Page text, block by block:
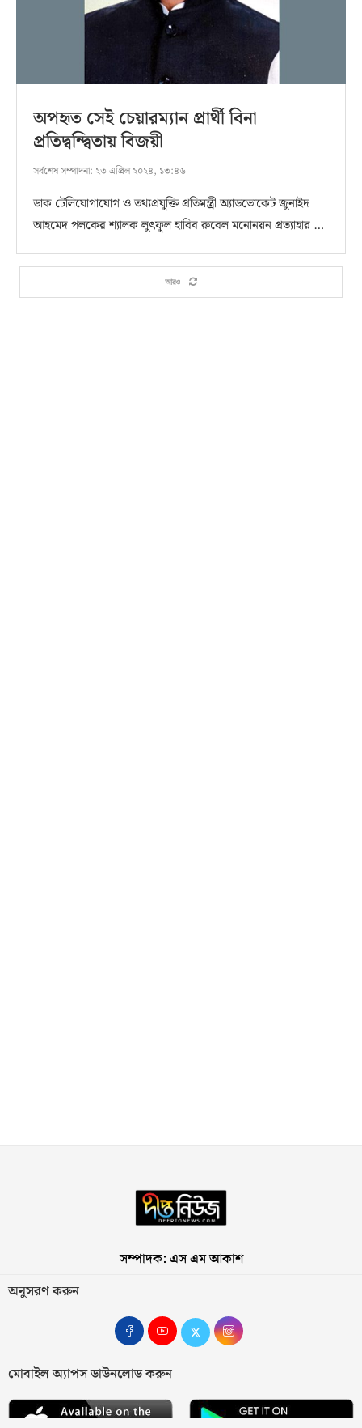
অপহৃত সেই চেয়ারম্যান প্রার্থী বিনা
প্রতিদ্বন্দ্বিতায় বিজয়ী
সর্বশেষ সম্পাদনা: ২৩ এপ্রিল ২০২৪, ১৩:৪৬
ডাক টেলিযোগাযোগ ও তথ্যপ্রযুক্তি প্রতিমন্ত্রী অ্যাডভোকেট জুনাইদ
আহমেদ পলকের শ্যালক লুৎফুল হাবিব রুবেল মনোনয়ন প্রত্যাহার …
আরও
সম্পাদক: এস এম আকাশ
অনুসরণ করুন
মোবাইল অ্যাপস ডাউনলোড করুন